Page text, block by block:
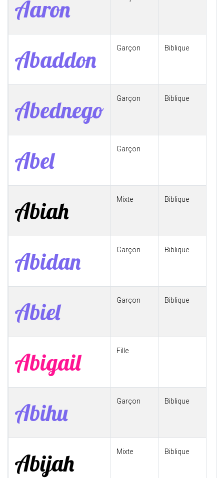
Aaron
Abaddon Garçon Biblique
Abednego Garçon Biblique
Abel Garçon
Abiah Mixte Biblique
Abidan Garçon Biblique
Abiel Garçon Biblique
Abigail Fille
Abihu Garçon Biblique
Abijah Mixte Biblique